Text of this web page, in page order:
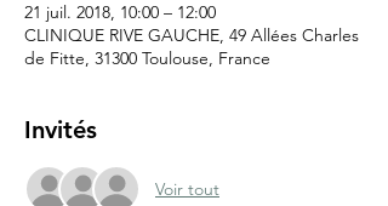
21 juil. 2018, 10:00 – 12:00
CLINIQUE RIVE GAUCHE, 49 Allées Charles
de Fitte, 31300 Toulouse, France
Invités
Voir tout